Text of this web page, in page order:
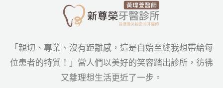
「親切、專業、沒有距離感，這是自始至終我想帶給每
位患者的特質！」當人們以美好的笑容踏出診所，彷彿
又離理想生活更近了一步。